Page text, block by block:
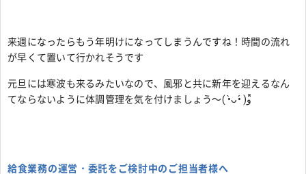
来週になったらもう年明けになってしまうんですね！時間の流れ
が早くて置いて行かれそうです
元旦には寒波も来るみたいなので、風邪と共に新年を迎えるなん
給食業務の運営・委託をご検討中のご担当者様へ